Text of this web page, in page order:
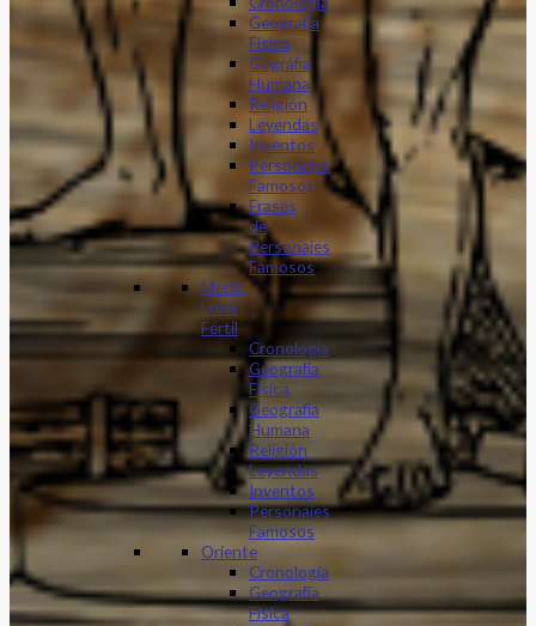
Geografía
Física
Gográfia
Humana
Religión
Leyendas
Inventos
Personajes
Famosos
Frases
de
Personajes
Famosos
Media
Luna
Fértil
Cronología
Geografía
Física
Geografía
Humana
Religión
Leyendas
Inventos
Personajes
Famosos
Oriente
Cronología
Geografía
Física